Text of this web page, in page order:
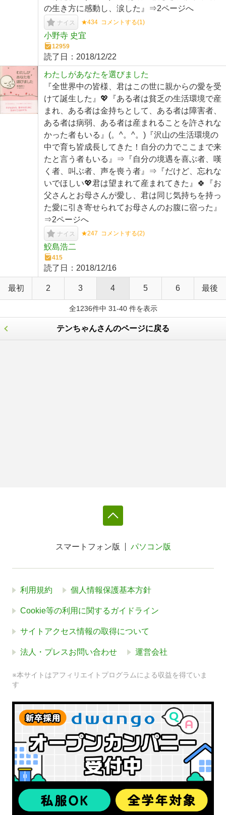
の生き方に感動し、涙した』⇒2ページへ
ナイス ★434 コメントする(1)
小野寺 史宜
12959
読了日： 2018/12/22
わたしがあなたを選びました
『全世界中の皆様、君はこの世に親からの愛を受
けて誕生した』💖『ある者は貧乏の生活環境で産
まれ、ある者は金持ちとして、ある者は障害者、
ある者は病弱、ある者は産まれることを許されな
かった者もいる』(。^。^。)『沢山の生活環境の
中で育ち皆成長してきた！自分の力でここまで来
たと言う者もいる』⇒『自分の境遇を喜ぶ者、嘆
く者、叫ぶ者、声を喪う者』⇒『だけど、忘れな
いでほしい💖君は望まれて産まれてきた』🍀『お
父さんとお母さんが愛し、君は同じ気持ちを持っ
た愛に引き寄せられてお母さんのお腹に宿った』
⇒2ページへ
ナイス ★247 コメントする(2)
鮫島浩二
415
読了日： 2018/12/16
最初 2 3 4 5 6 最後
全1236件中 31-40 件を表示
テンちゃんさんのページに戻る
スマートフォン版 パソコン版
利用規約 個人情報保護基本方針
Cookie等の利用に関するガイドライン
サイトアクセス情報の取得について
法人・プレスお問い合わせ 運営会社
※本サイトはアフィリエイトプログラムによる収益を得ていま
す